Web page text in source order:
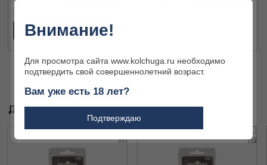
3 365 ₽
В КОРЗИНУ
ДРУГИЕ ТОВАРЫ БРЕНДА
Внимание!
Для просмотра сайта www.kolchuga.ru необходимо
подтвердить свой совершеннолетний возраст.
Вам уже есть 18 лет?
Подтверждаю